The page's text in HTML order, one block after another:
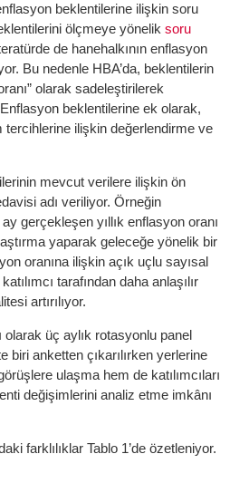
beklentilerine ilişkin soru
ölçmeye yöneliksoru
de hanehalkının enflasyon
Bu nedenle HBA’da, beklentilerin
olarak sadeleştirilerek
beklentilerine ek olarak,
tercihlerine ilişkin değerlendirme ve
mevcut verilere ilişkin ön
adı veriliyor. Örneğin
gerçekleşen yıllık enflasyon oranı
yaparak geleceğe yönelik bir
oranına ilişkin açık uçlu sayısal
tarafından daha anlaşılır
artırılıyor.
olarak üç aylık rotasyonlu panel
biri anketten çıkarılırken yerlerine
ulaşma hem de katılımcıları
değişimlerini analiz etme imkânı
farklılıklar Tablo 1’de özetleniyor.